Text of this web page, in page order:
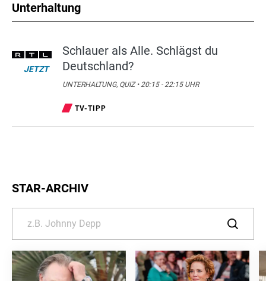
Unterhaltung
JETZT
Schlauer als Alle. Schlägst du
Deutschland?
UNTERHALTUNG, QUIZ • 20:15 - 22:15 UHR
TV-TIPP
STAR-ARCHIV